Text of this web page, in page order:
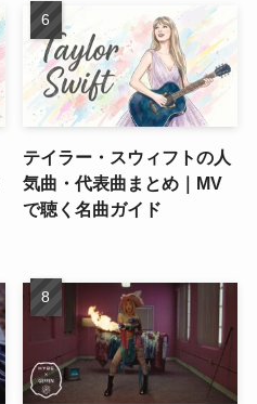
テイラー・スウィフトの人
気曲・代表曲まとめ｜MV
で聴く名曲ガイド